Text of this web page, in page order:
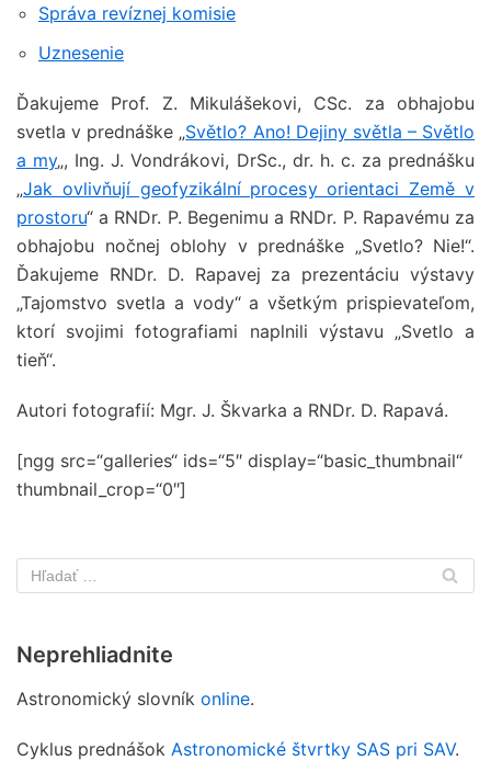
Správa revíznej komisie
Uznesenie
Ďakujeme Prof. Z. Mikulášekovi, CSc. za obhajobu
svetla v prednáške „Světlo? Ano! Dejiny světla – Světlo
a my„, Ing. J. Vondrákovi, DrSc., dr. h. c. za prednášku
„Jak ovlivňují geofyzikální procesy orientaci Země v
prostoru“ a RNDr. P. Begenimu a RNDr. P. Rapavému za
obhajobu nočnej oblohy v prednáške „Svetlo? Nie!“.
Ďakujeme RNDr. D. Rapavej za prezentáciu výstavy
„Tajomstvo svetla a vody“ a všetkým prispievateľom,
ktorí svojimi fotografiami naplnili výstavu „Svetlo a
tieň“.
Autori fotografií: Mgr. J. Škvarka a RNDr. D. Rapavá.
[ngg src=“galleries“ ids=“5″ display=“basic_thumbnail“
thumbnail_crop=“0″]
Neprehliadnite
Astronomický slovník online.
Cyklus prednášok Astronomické štvrtky SAS pri SAV.